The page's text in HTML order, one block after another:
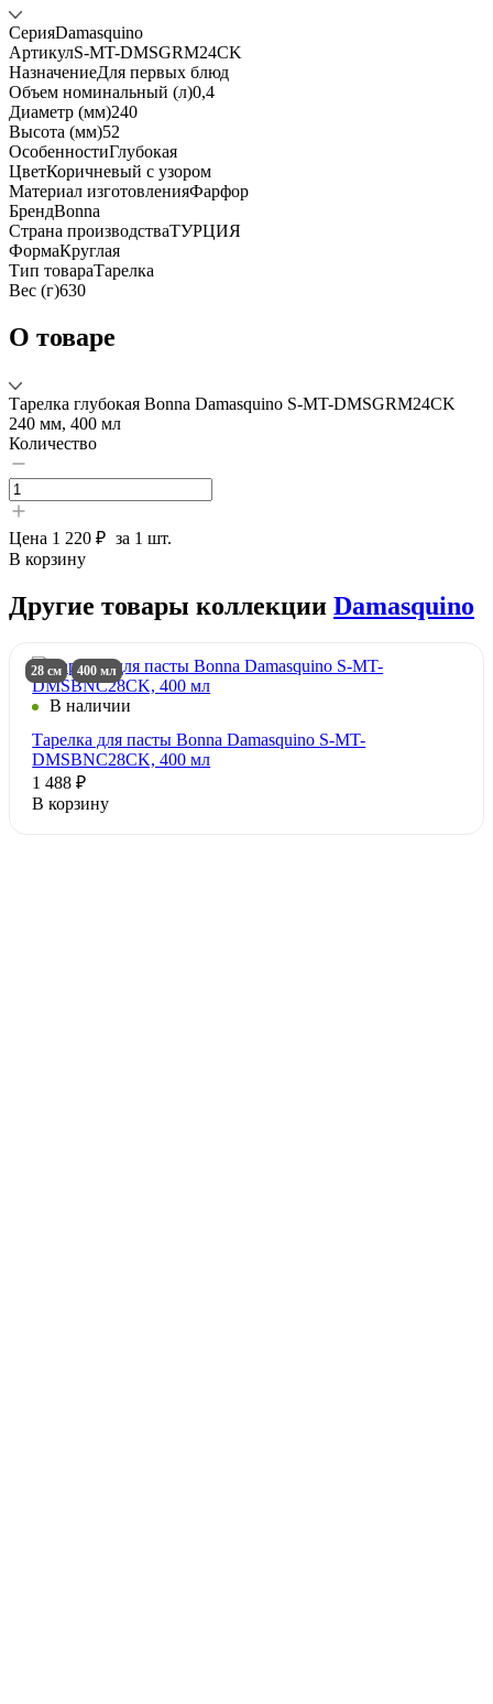
СерияDamasquino
АртикулS-MT-DMSGRM24CK
НазначениеДля первых блюд
Объем номинальный (л)0,4
Диаметр (мм)240
Высота (мм)52
ОсобенностиГлубокая
ЦветКоричневый с узором
Материал изготовленияФарфор
БрендBonna
Страна производстваТУРЦИЯ
ФормаКруглая
Тип товараТарелка
Вес (г)630
О товаре
Тарелка глубокая Bonna Damasquino S-MT-DMSGRM24CK
240 мм, 400 мл
Количество
Цена 1 220 ₽ за 1 шт.
В корзину
Другие товары коллекции Damasquino
28 см 400 мл
В наличии
Тарелка для пасты Bonna Damasquino S-MT-
DMSBNC28CK, 400 мл
1 488 ₽
В корзину